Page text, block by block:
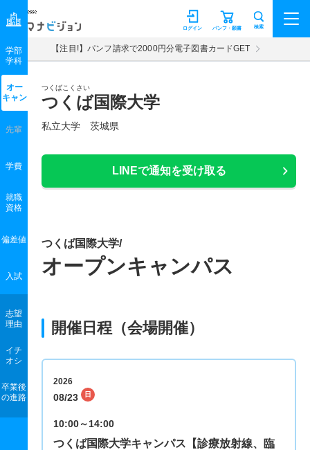
マナビジョン パンフ・願書
ログイン 検索
【注目!】パンフ請求で2000円分電子図書カードGET
つくばこくさい
つくば国際大学
私立大学 茨城県
LINEで通知を受け取る
学部
学科
オー
キャン
先輩
学費
就職
資格
偏差値
入試
志望
理由
イチ
オシ
卒業後
の進路
つくば国際大学/
オープンキャンパス
開催日程（会場開催）
2026
08/23 日
10:00～14:00
つくば国際大学キャンパス【診療放射線、臨